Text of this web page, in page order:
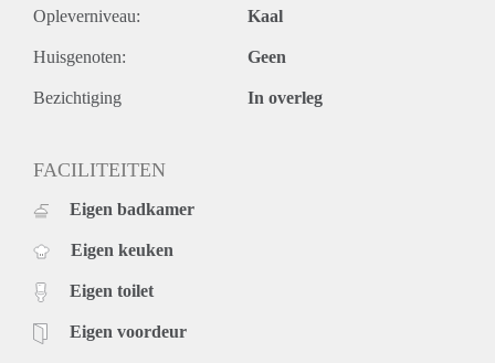
Opleverniveau: Kaal
Huisgenoten: Geen
Bezichtiging In overleg
FACILITEITEN
Eigen badkamer
Eigen keuken
Eigen toilet
Eigen voordeur